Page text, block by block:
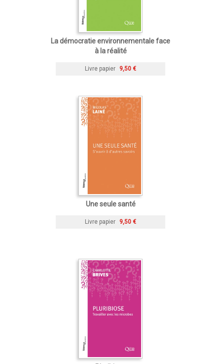
La démocratie environnementale face
à la réalité
Livre papier 9,50 €
Une seule santé
Livre papier 9,50 €